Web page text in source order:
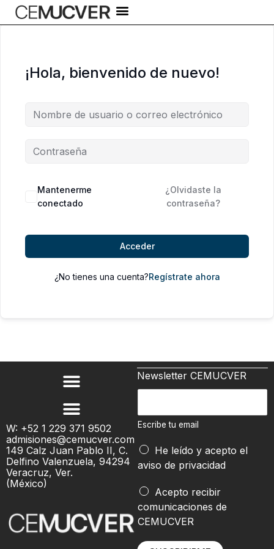
al
¡Hola, bienvenido de nuevo!
Alternative:
Mantenerme
conectado
¿Olvidaste la
contraseña?
Acceder
¿No tienes una cuenta?Regístrate ahora
W: +52 1 229 371 9502
admisiones@cemucver.com
149 Calz Juan Pablo II, C.
Delfino Valenzuela, 94294
Veracruz, Ver.
(México)
Newsletter CEMUCVER
c
i
b
e
u
e
m
Escribe tu email
He leído y acepto el
aviso de privacidad
t
t
t
Acepto recibir
comunicaciones de
CEMUCVER